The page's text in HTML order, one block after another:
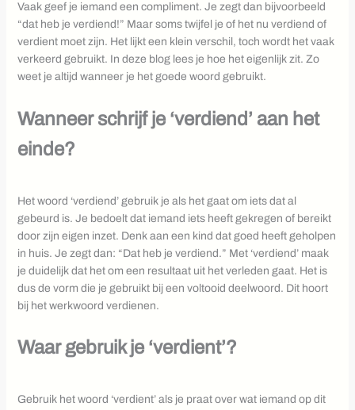
Vaak geef je iemand een compliment. Je zegt dan bijvoorbeeld
“dat heb je verdiend!” Maar soms twijfel je of het nu verdiend of
verdient moet zijn. Het lijkt een klein verschil, toch wordt het vaak
verkeerd gebruikt. In deze blog lees je hoe het eigenlijk zit. Zo
weet je altijd wanneer je het goede woord gebruikt.
Wanneer schrijf je ‘verdiend’ aan het
einde?
Het woord ‘verdiend’ gebruik je als het gaat om iets dat al
gebeurd is. Je bedoelt dat iemand iets heeft gekregen of bereikt
door zijn eigen inzet. Denk aan een kind dat goed heeft geholpen
in huis. Je zegt dan: “Dat heb je verdiend.” Met ‘verdiend’ maak
je duidelijk dat het om een resultaat uit het verleden gaat. Het is
dus de vorm die je gebruikt bij een voltooid deelwoord. Dit hoort
bij het werkwoord verdienen.
Waar gebruik je ‘verdient’?
Gebruik het woord ‘verdient’ als je praat over wat iemand op dit